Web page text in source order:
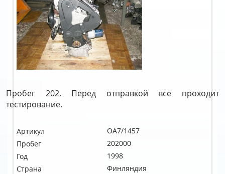
Пробег 202. Перед отправкой все проходит
тестирование.
Артикул
OA7/1457
Пробег
202000
Год
1998
Страна
Финляндия